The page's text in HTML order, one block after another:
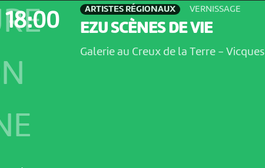
18:00
ARTISTES RÉGIONAUX VERNISSAGE
EZU SCÈNES DE VIE
Galerie au Creux de la Terre - Vicques